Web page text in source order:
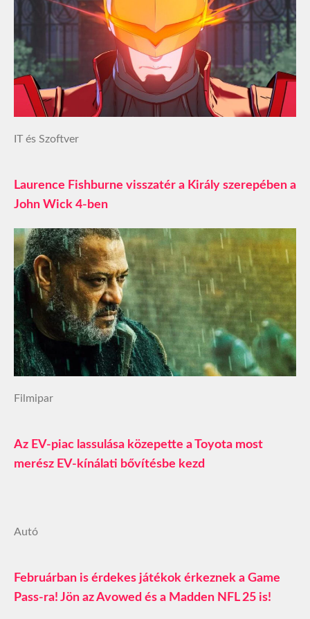
IT és Szoftver
Laurence Fishburne visszatér a Király szerepében a
John Wick 4-ben
Filmipar
Az EV‑piac lassulása közepette a Toyota most
merész EV‑kínálati bővítésbe kezd
Autó
Februárban is érdekes játékok érkeznek a Game
Pass-ra! Jön az Avowed és a Madden NFL 25 is!